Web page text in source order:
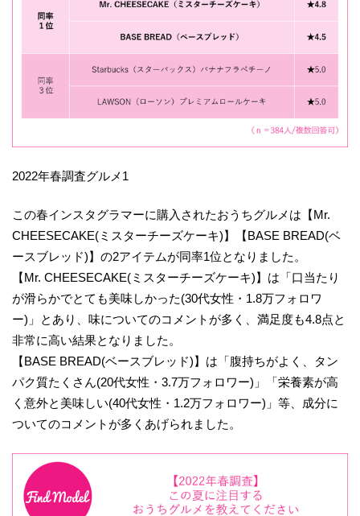
2022年春調査グルメ1
この春インスタグラマーに購入されたおうちグルメは【Mr.
CHEESECAKE(ミスターチーズケーキ)】【BASE BREAD(ベ
ースブレッド)】の2アイテムが同率1位となりました。
【Mr. CHEESECAKE(ミスターチーズケーキ)】は「口当たり
が滑らかでとても美味しかった(30代女性・1.8万フォロワ
ー)」とあり、味についてのコメントが多く、満足度も4.8点と
非常に高い結果となりました。
【BASE BREAD(ベースブレッド)】は「腹持ちがよく、タン
パク質たくさん(20代女性・3.7万フォロワー)」「栄養素が高
く意外と美味しい(40代女性・1.2万フォロワー)」等、成分に
ついてのコメントが多くあげられました。